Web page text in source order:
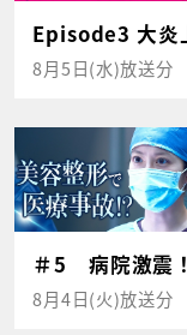
Episode3 大炎
8月5日(水)放送分
＃5 病院激震
8月4日(火)放送分